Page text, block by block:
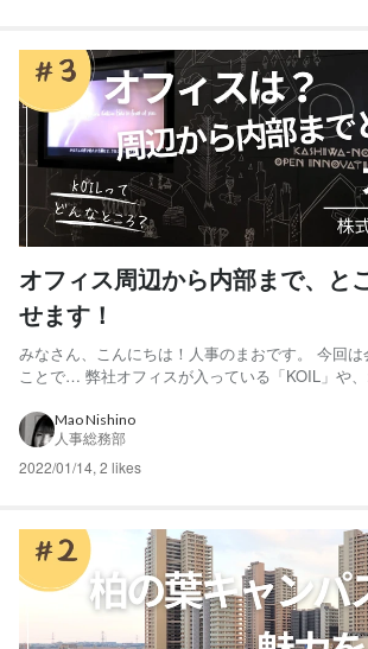
オフィス周辺から内部まで、と
せます！
みなさん、こんにちは！人事のまおです。 今回は
ことで… 弊社オフィスが入っている「KOIL」や
は、千葉県柏市の柏の葉キャンパスというところ
スが入っている「KOIL」という建物までは、駅か
Mao Nishino
人事総務部
2022/01/14,2 likes